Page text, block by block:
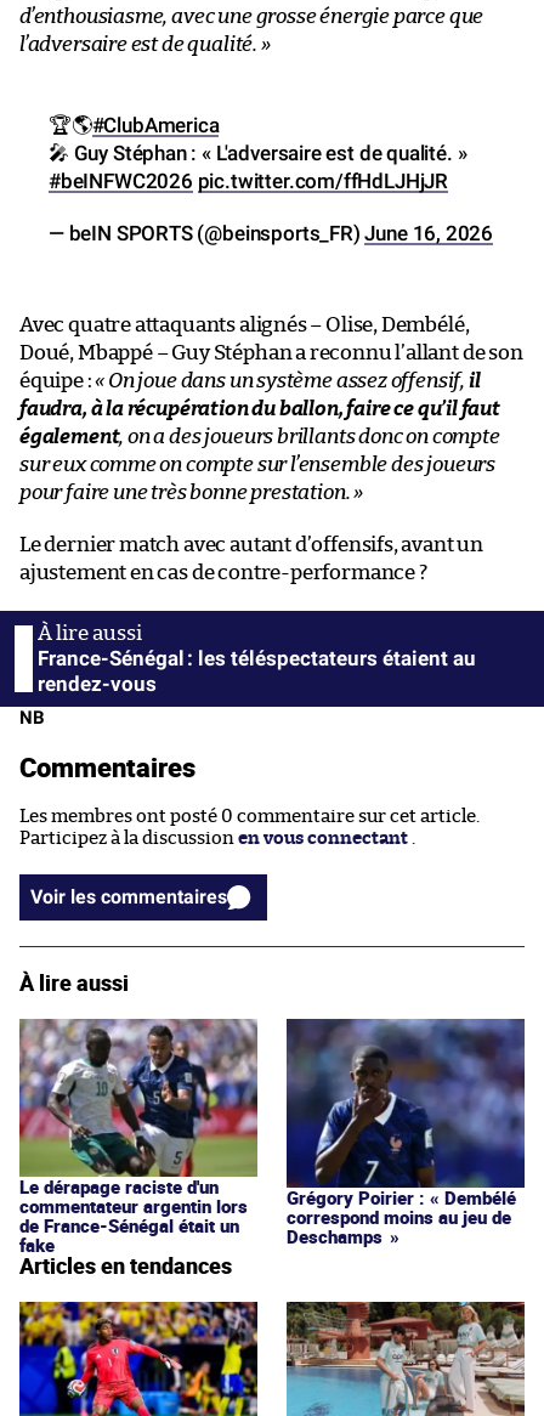
d’enthousiasme, avec une grosse énergie parce que
l’adversaire est de qualité. »
🏆🌎#ClubAmerica
🎤 Guy Stéphan : « L'adversaire est de qualité. »
#beINFWC2026 pic.twitter.com/ffHdLJHjJR
— beIN SPORTS (@beinsports_FR)June 16, 2026
Avec quatre attaquants alignés – Olise, Dembélé,
Doué, Mbappé – Guy Stéphan a reconnu l’allant de son
équipe :« On joue dans un système assez offensif, il
faudra, à la récupération du ballon, faire ce qu’il faut
également, on a des joueurs brillants donc on compte
sur eux comme on compte sur l’ensemble des joueurs
pour faire une très bonne prestation. »
Le dernier match avec autant d’offensifs, avant un
ajustement en cas de contre-performance ?
France-Sénégal : les téléspectateurs étaient au
rendez-vous
NB
Commentaires
Les membres ont posté 0 commentaire sur cet article.
Participez à la discussion en vous connectant
Voir les commentaires
À lire aussi
Le dérapage raciste d'un
commentateur argentin lors
de France-Sénégal était un
fake
Grégory Poirier : « Dembélé
correspond moins au jeu de
Deschamps »
Articles en tendances